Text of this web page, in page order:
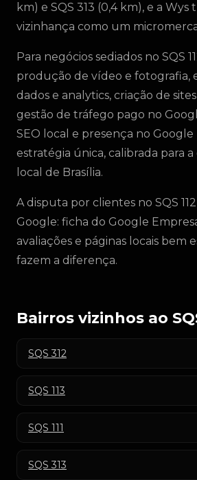
km) e SQS 313 (0,4 km), e a Wys
vizinhança como um
Para negócios sediados no SQS
produção de vídeo e fotografia,
dados e analytics, criação de
gestão de tráfego pago no
SEO local e presença no Google
estratégia única, calibrada para
local de Brasília.
A disputa por clientes no SQS
Google: ficha do Google
avaliações e páginas locais bem
fazem a diferença.
Bairros vizinhos ao
SQS 312
SQS 113
SQS 111
SQS 313